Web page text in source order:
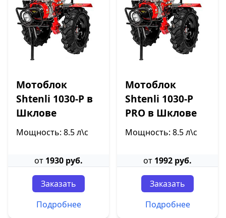
Мотоблок
Shtenli 1030-P в
Шклове
Мощность: 8.5 л\с
от 1930 руб.
Заказать
Подробнее
Мотоблок
Shtenli 1030-P
PRO в Шклове
Мощность: 8.5 л\с
от 1992 руб.
Заказать
Подробнее